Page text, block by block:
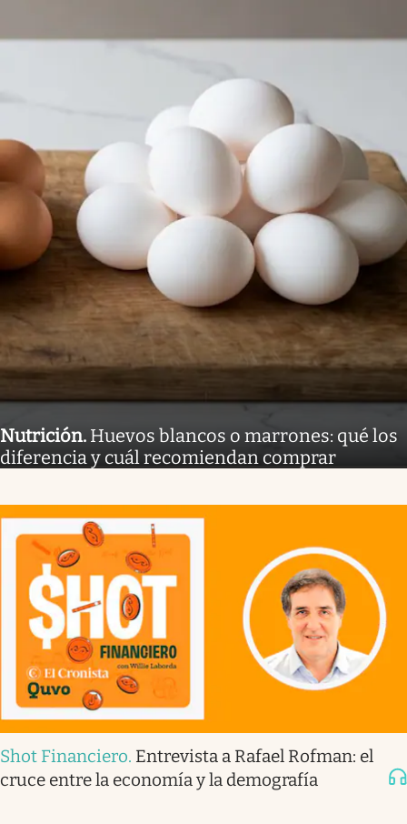
Nutrición. Huevos blancos o marrones: qué los
diferencia y cuál recomiendan comprar
Shot Financiero. Entrevista a Rafael Rofman: el
cruce entre la economía y la demografía